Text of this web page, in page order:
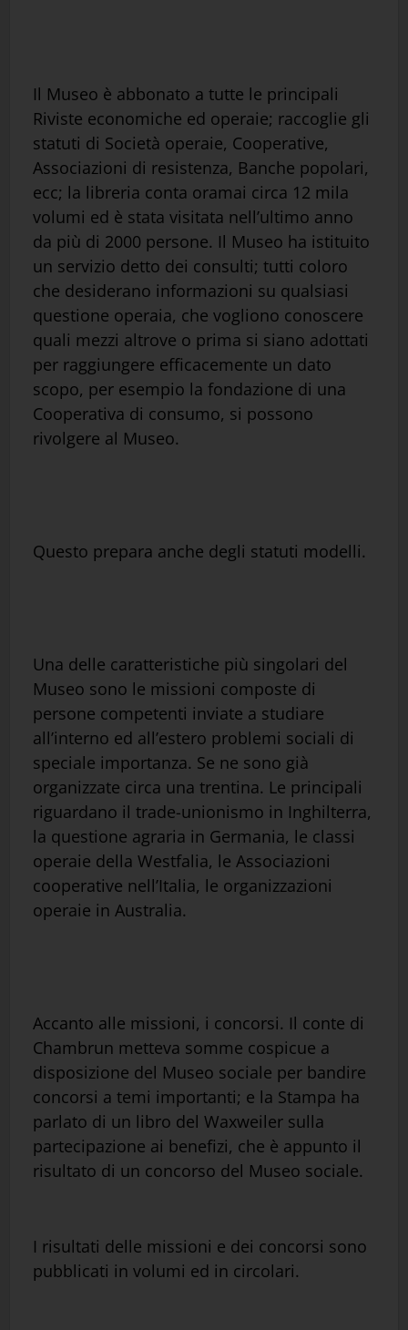
Il Museo è abbonato a tutte le principali
Riviste economiche ed operaie; raccoglie gli
statuti di Società operaie, Cooperative,
Associazioni di resistenza, Banche popolari,
ecc; la libreria conta oramai circa 12 mila
volumi ed è stata visitata nell’ultimo anno
da più di 2000 persone. Il Museo ha istituito
un servizio detto dei consulti; tutti coloro
che desiderano informazioni su qualsiasi
questione operaia, che vogliono conoscere
quali mezzi altrove o prima si siano adottati
per raggiungere efficacemente un dato
scopo, per esempio la fondazione di una
Cooperativa di consumo, si possono
rivolgere al Museo.
Questo prepara anche degli statuti modelli.
Una delle caratteristiche più singolari del
Museo sono le missioni composte di
persone competenti inviate a studiare
all’interno ed all’estero problemi sociali di
speciale importanza. Se ne sono già
organizzate circa una trentina. Le principali
riguardano il trade-unionismo in Inghilterra,
la questione agraria in Germania, le classi
operaie della Westfalia, le Associazioni
cooperative nell’Italia, le organizzazioni
operaie in Australia.
Accanto alle missioni, i concorsi. Il conte di
Chambrun metteva somme cospicue a
disposizione del Museo sociale per bandire
concorsi a temi importanti; e la Stampa ha
parlato di un libro del Waxweiler sulla
partecipazione ai benefizi, che è appunto il
risultato di un concorso del Museo sociale.
I risultati delle missioni e dei concorsi sono
pubblicati in volumi ed in circolari.